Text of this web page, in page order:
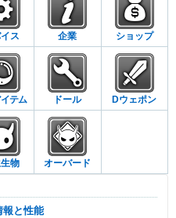
ス 企業 ショップ
テム ドール Dウェポン
物 オーバード
報と性能